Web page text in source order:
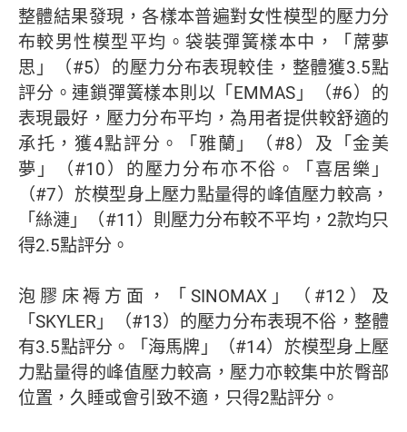
整體結果發現，各樣本普遍對女性模型的壓力分
布較男性模型平均。袋裝彈簧樣本中，「蓆夢
思」（#5）的壓力分布表現較佳，整體獲3.5點
評分。連鎖彈簧樣本則以「EMMAS」（#6）的
表現最好，壓力分布平均，為用者提供較舒適的
承托，獲4點評分。「雅蘭」（#8）及「金美
夢」（#10）的壓力分布亦不俗。「喜居樂」
（#7）於模型身上壓力點量得的峰值壓力較高，
「絲漣」（#11）則壓力分布較不平均，2款均只
得2.5點評分。
泡膠床褥方面，「SINOMAX」（#12）及
「SKYLER」（#13）的壓力分布表現不俗，整體
有3.5點評分。「海馬牌」（#14）於模型身上壓
力點量得的峰值壓力較高，壓力亦較集中於臀部
位置，久睡或會引致不適，只得2點評分。